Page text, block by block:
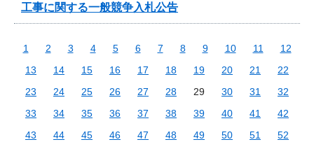
工事に関する一般競争入札公告
1 2 3 4 5 6 7 8 9 10 11
12
13
14 15 16 17 18 19 20 21
22
23
24 25 26 27 28 29 30 31
32
33
34 35 36 37 38 39 40 41
42
43
44 45 46 47 48 49 50 51
52